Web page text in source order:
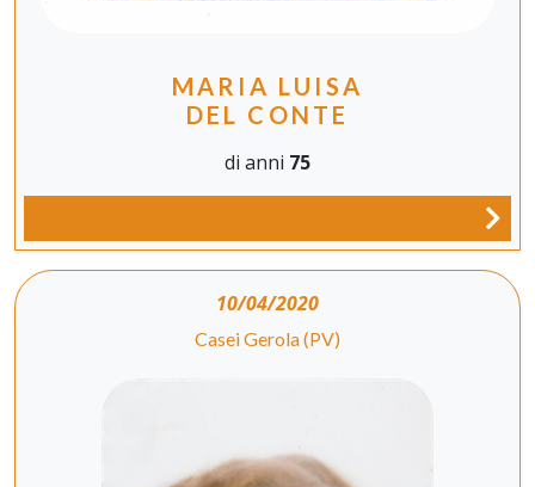
MARIA LUISA
DEL CONTE
di anni 75
10/04/2020
Casei Gerola (PV)